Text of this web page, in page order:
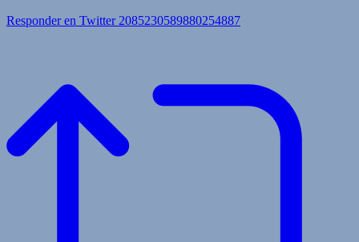
Responder en Twitter 2085230589880254887